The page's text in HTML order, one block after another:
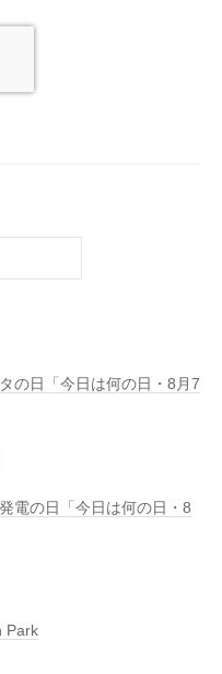
の日「今日は何の日・8月7
電の日「今日は何の日・8
Park